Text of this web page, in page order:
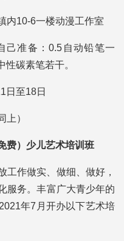
内10-6一楼动漫工作室
己准备：0.5自动铅笔一
碳素笔若干。
日至18日
上）
费）少儿艺术培训班
工作做实、做细、做好，
服务。丰富广大青少年的
年7月开办以下艺术培